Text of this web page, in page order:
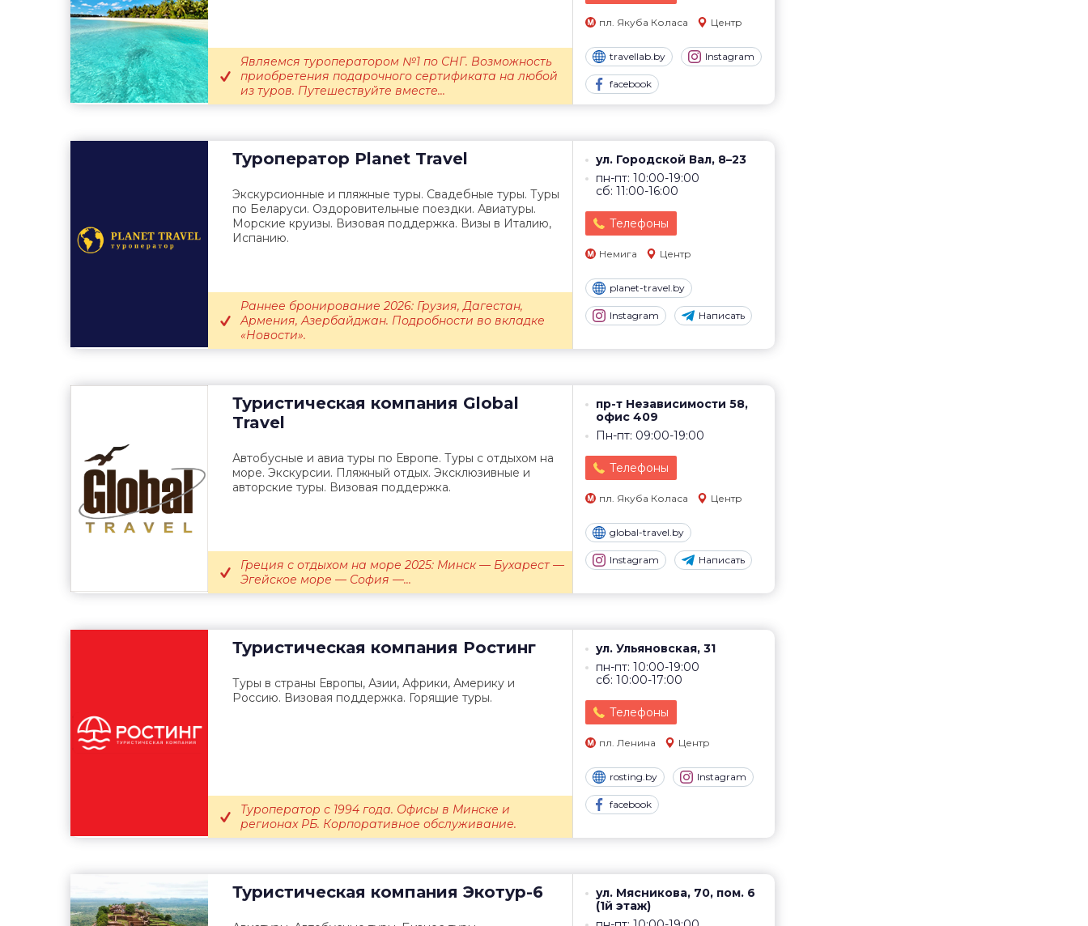
пл. Якуба Коласа Центр
travellab.by Instagram
facebook
Являемся туроператором №1 по СНГ. Возможность
приобретения подарочного сертификата на любой
из туров. Путешествуйте вместе...
Туроператор Planet Travel
ул. Городской Вал, 8–23
пн-пт: 10:00-19:00
сб: 11:00-16:00
Телефоны
Немига Центр
planet-travel.by
Instagram Написать
Экскурсионные и пляжные туры. Свадебные туры. Туры
по Беларуси. Оздоровительные поездки. Авиатуры.
Морские круизы. Визовая поддержка. Визы в Италию,
Испанию.
Раннее бронирование 2026: Грузия, Дагестан,
Армения, Азербайджан. Подробности во вкладке
«Новости».
Туристическая компания Global
Travel
пр-т Независимости 58,
офис 409
Пн-пт: 09:00-19:00
Телефоны
пл. Якуба Коласа Центр
global-travel.by
Instagram Написать
Автобусные и авиа туры по Европе. Туры с отдыхом на
море. Экскурсии. Пляжный отдых. Эксклюзивные и
авторские туры. Визовая поддержка.
Греция с отдыхом на море 2025: Минск — Бухарест —
Эгейское море — София —...
Туристическая компания Ростинг
ул. Ульяновская, 31
пн-пт: 10:00-19:00
сб: 10:00-17:00
Телефоны
пл. Ленина Центр
rosting.by Instagram
facebook
Туры в страны Европы, Азии, Африки, Америку и
Россию. Визовая поддержка. Горящие туры.
Туроператор с 1994 года. Офисы в Минске и
регионах РБ. Корпоративное обслуживание.
Туристическая компания Экотур-6
ул. Мясникова, 70, пом. 6
(1й этаж)